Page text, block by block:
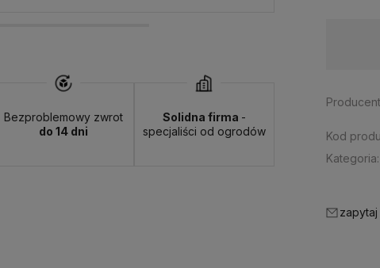
Bezproblemowy zwrot
do 14 dni
Solidna firma -
specjaliści od ogrodów
Kod
Kategoria: